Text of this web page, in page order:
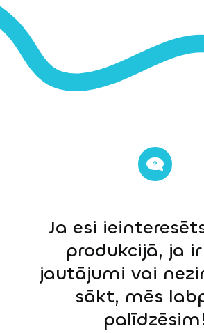
Ja esi
produkcijā, ja
jautājumi vai
sākt, mēs
palīdzēsim!